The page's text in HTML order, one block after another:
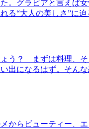
。グラビアと言えば
る“大人の美しさ”に
う？ まずは料理、
出になるはず。そん
からビューティー、